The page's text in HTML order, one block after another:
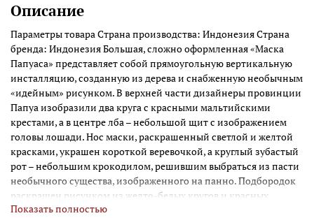
Описание
Параметры товара Страна производства: Индонезия Страна
бренда: Индонезия Большая, сложно оформленная «Маска
Папуаса» представляет собой прямоугольную вертикальную
инсталляцию, созданную из дерева и снабженную необычным
«идейным» рисунком. В верхней части дизайнеры провинции
Папуа изобразили два круга с красными мальтийскими
крестами, а в центре лба – небольшой щит с изображением
головы лошади. Нос маски, раскрашенный светлой и желтой
красками, украшен короткой веревочкой, а круглый зубастый
рот – небольшим крокодилом, решившим выбраться из пасти
необычного существа, изображенного на панно. Подбородок
раскрашен рисунком из желто-белых кругов и красных
шариков, а верх (место, где должны располагаться уши) –
Показать полностью